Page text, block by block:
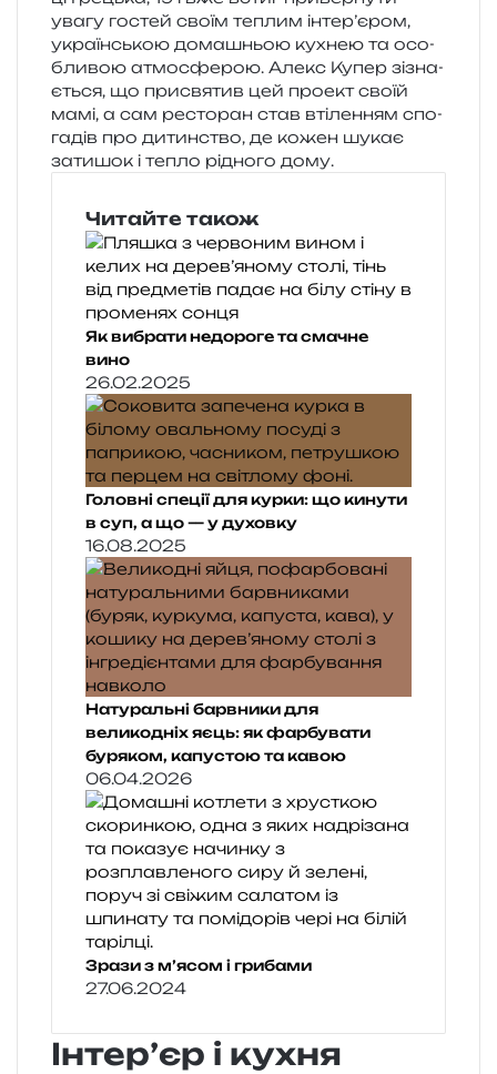
увагу гостей своїм теплим інтер’єром,
укра­їн­ською дома­шньою кухнею та осо­
бли­вою атмо­сфе­рою. Алекс Купер зізна­
є­ться, що при­свя­тив цей про­ект своїй
мамі, а сам ресто­ран став вті­ле­н­ням спо­
га­дів про дитин­ство, де кожен шукає
зати­шок і тепло рідно­го дому.
Читайте також
Як вибрати недороге та смачне
вино
26.02.2025
Головні спеції для курки: що кинути
в суп, а що — у духовку
16.08.2025
Натуральні барвники для
великодніх яєць: як фарбувати
буряком, капустою та кавою
06.04.2026
Зрази з м’ясом і грибами
27.06.2024
Інтер’єр і кухня